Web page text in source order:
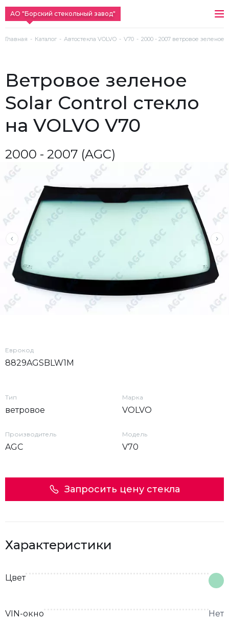
АО "Борский стекольный завод"
Главная Каталог Автостекла VOLVO V70 2000 - 2007 ветровое зеленое
ветровое зеленое
Solar Control стекло
на VOLVO V70
2000 - 2007 (AGC)
Еврокод
8829AGSBLW1M
Тип
ветровое
Марка
VOLVO
Производитель
AGC
Модель
V70
Запросить цену стекла
Характеристики
Цвет
VIN-окно Нет